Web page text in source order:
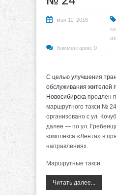
мая 11, 2016
Комментарии: 0
С целью улучшения
обслуживания жителей
Новосибирска продлен
маршрутного такси №
организовано с ул.
далее — по ул.
комплекса «Лента» в
направлениях.
Маршрутные такси
Читать далее...